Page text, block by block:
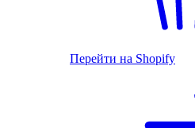
Перейти на Shopify